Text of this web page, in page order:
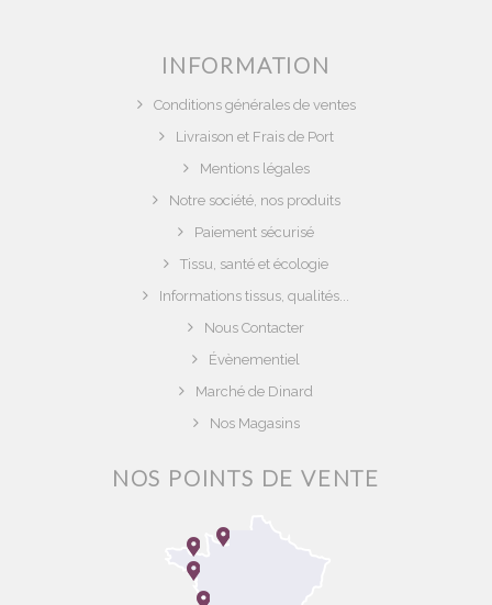
INFORMATION
Conditions générales de ventes
Livraison et Frais de Port
Mentions légales
Notre société, nos produits
Paiement sécurisé
Tissu, santé et écologie
Informations tissus, qualités...
Nous Contacter
Évènementiel
Marché de Dinard
Nos Magasins
NOS POINTS DE VENTE